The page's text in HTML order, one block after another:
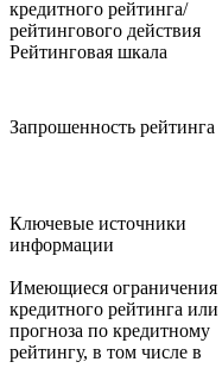
кредитного рейтинга/
рейтингового действия
Рейтинговая шкала
Запрошенность рейтинга
Ключевые источники
информации
Имеющиеся ограничения
кредитного рейтинга или
прогноза по кредитному
рейтингу, в том числе в